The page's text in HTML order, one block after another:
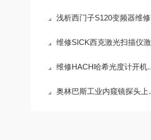
浅析西门子S120变频器维修原理！
维修SICK西克激光扫描仪激光雷达常见故障修理方法
维修HACH哈希光度计开机报错33-18（常年修此故障）
奥林巴斯工业内窥镜探头上下左右没反应维修解决方法